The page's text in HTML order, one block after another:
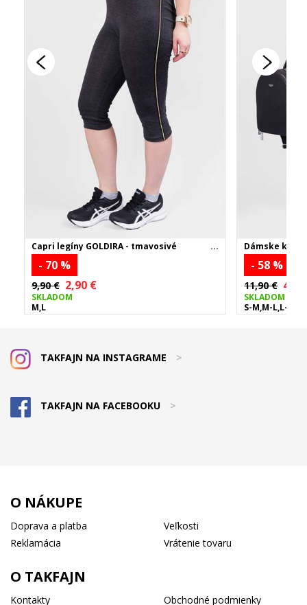
Capri legíny GOLDIRA - tmavosivé
- 70 %
9,90 € 2,90 €
SKLADOM
M,L
Dámske
- 58 %
11,90 €
SKLADOM
S-M,M-L,L-XL
TAKFAJN NA INSTAGRAME >
TAKFAJN NA FACEBOOKU >
O NÁKUPE
Doprava a platba
Veľkosti
Reklamácia
Vrátenie tovaru
O TAKFAJN
Kontakty
Obchodné podmienky